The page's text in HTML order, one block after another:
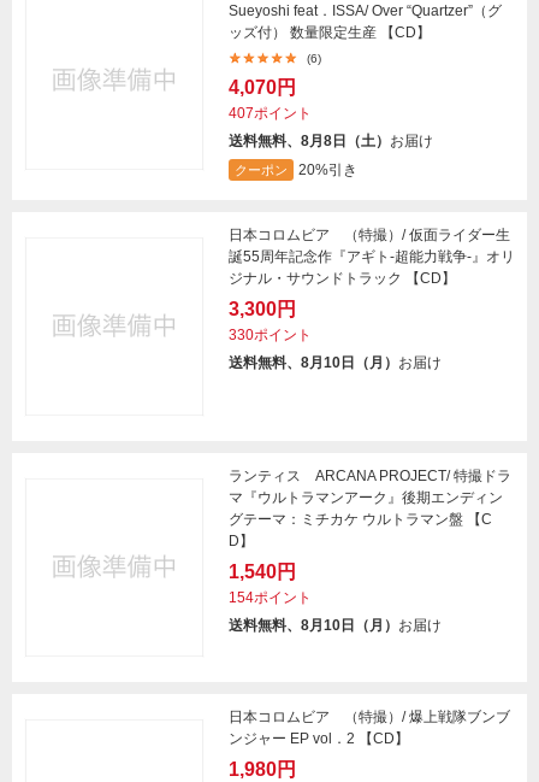
Sueyoshi feat．ISSA/ Over “Quartzer”（グ
ッズ付） 数量限定生産 【CD】
(6)
4,070円
407ポイント
送料無料、8月8日（土） お届け
クーポン 20%引き
日本コロムビア （特撮）/ 仮面ライダー生
誕55周年記念作『アギト-超能力戦争-』オリ
ジナル・サウンドトラック 【CD】
3,300円
330ポイント
送料無料、8月10日（月） お届け
ランティス ARCANA PROJECT/ 特撮ドラ
マ『ウルトラマンアーク』後期エンディン
グテーマ：ミチカケ ウルトラマン盤 【C
D】
1,540円
154ポイント
送料無料、8月10日（月） お届け
日本コロムビア （特撮）/ 爆上戦隊ブンブ
ンジャー EP vol．2 【CD】
1,980円